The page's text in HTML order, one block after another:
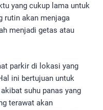
yang cukup lama untuk
rutin akan menjaga
menjadi getas atau
parkir di lokasi yang
ini bertujuan untuk
suhu panas yang
terawat akan